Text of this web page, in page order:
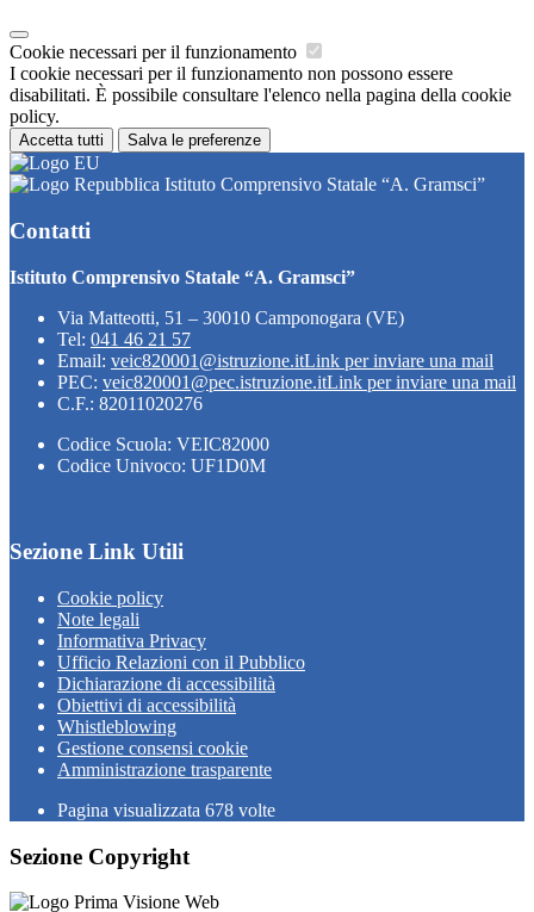
Cookie necessari per il funzionamento
I cookie necessari per il funzionamento non possono essere
disabilitati. È possibile consultare l'elenco nella pagina della cookie
policy.
Accetta tutti Salva le preferenze
Istituto Comprensivo Statale “A. Gramsci”
Contatti
Istituto Comprensivo Statale “A. Gramsci”
Via Matteotti, 51 – 30010 Camponogara (VE)
Tel: 041 46 21 57
Email: veic820001@istruzione.itLink per inviare una mail
PEC: veic820001@pec.istruzione.itLink per inviare una mail
C.F.: 82011020276
Codice Scuola: VEIC82000
Codice Univoco: UF1D0M
Sezione Link Utili
Cookie policy
Note legali
Informativa Privacy
Ufficio Relazioni con il Pubblico
Dichiarazione di accessibilità
Obiettivi di accessibilità
Whistleblowing
Gestione consensi cookie
Amministrazione trasparente
Pagina visualizzata 678 volte
Sezione Copyright